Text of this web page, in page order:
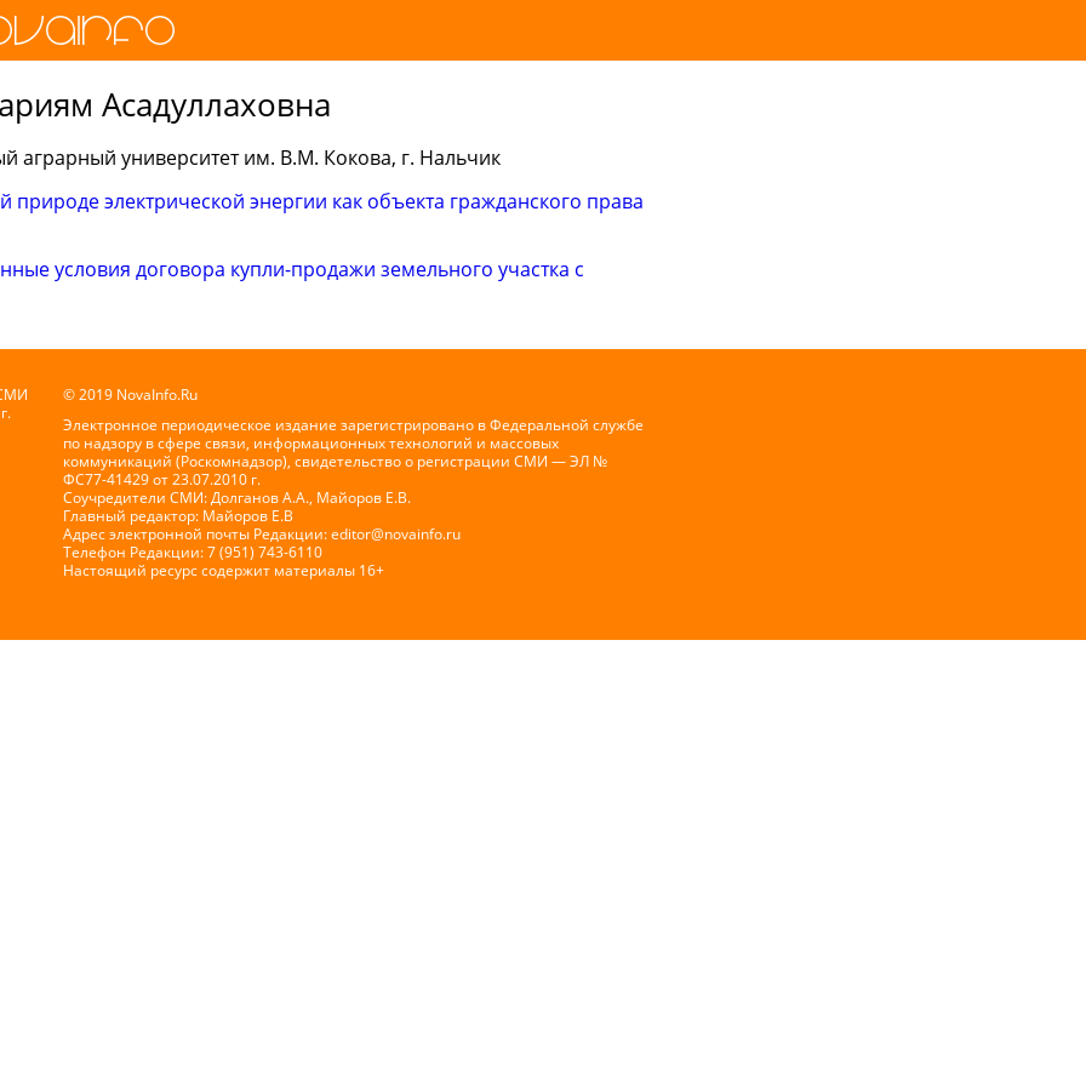
Асадуллаховна
аграрный университет им. В.М. Кокова, г. Нальчик
электрической энергии как объекта гражданского права
условия договора купли-продажи земельного участка с
© 2019 NovaInfo.Ru
Электронное периодическое издание зарегистрировано в Федеральной службе
по надзору в сфере связи, информационных технологий и массовых
коммуникаций (Роскомнадзор), свидетельство о регистрации СМИ — ЭЛ №
ФС77-41429 от 23.07.2010 г.
Соучредители СМИ: Долганов А.А., Майоров Е.В.
Главный редактор: Майоров Е.В
Адрес электронной почты Редакции:editor@novainfo.ru
Телефон Редакции: 7 (951) 743-6110
Настоящий ресурс содержит материалы 16+